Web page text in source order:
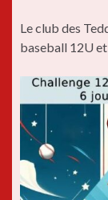
Le club des
baseball 12U